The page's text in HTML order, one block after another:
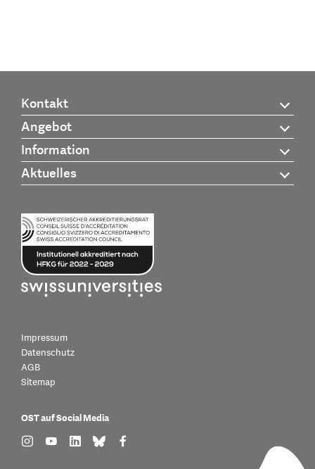
Kontakt
Angebot
Information
Aktuelles
Impressum
Datenschutz
AGB
Sitemap
OST auf Social Media
find us on: instagram
find us on: youtube
find us on: linkedin
find us on: bluesky
find us on: facebook